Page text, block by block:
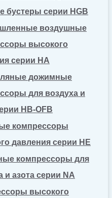
бустеры серии HGB
воздушные
высокого
серии HA
дожимные
для воздуха и
HB-OFB
компрессоры
давления серии HE
компрессоры для
и азота серии NA
высокого